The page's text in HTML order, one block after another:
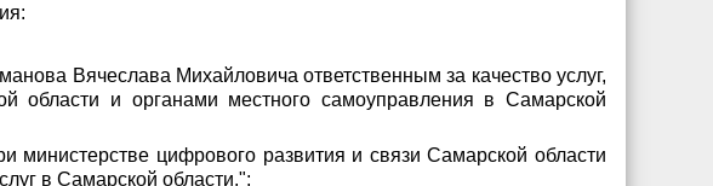
Вячеслава Михайловича ответственным за качество услуг,
области и органами местного самоуправления в Самарской
министерстве цифрового развития и связи Самарской области
в Самарской области.";